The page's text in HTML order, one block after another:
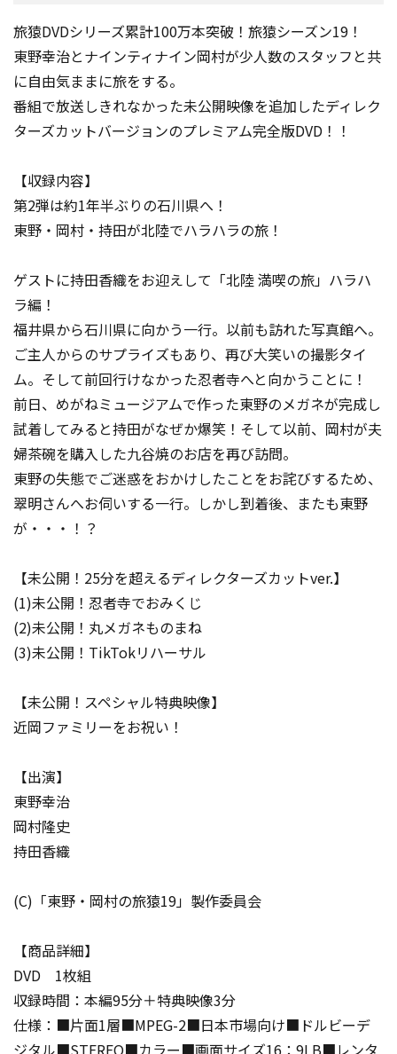
旅猿DVDシリーズ累計100万本突破！旅猿シーズン19！
東野幸治とナインティナイン岡村が少人数のスタッフと共
に自由気ままに旅をする。
番組で放送しきれなかった未公開映像を追加したディレク
ターズカットバージョンのプレミアム完全版DVD！！
【収録内容】
第2弾は約1年半ぶりの石川県へ！
東野・岡村・持田が北陸でハラハラの旅！
ゲストに持田香織をお迎えして「北陸 満喫の旅」ハラハ
ラ編！
福井県から石川県に向かう一行。以前も訪れた写真館へ。
ご主人からのサプライズもあり、再び大笑いの撮影タイ
ム。そして前回行けなかった忍者寺へと向かうことに！
前日、めがねミュージアムで作った東野のメガネが完成し
試着してみると持田がなぜか爆笑！そして以前、岡村が夫
婦茶碗を購入した九谷焼のお店を再び訪問。
東野の失態でご迷惑をおかけしたことをお詫びするため、
翠明さんへお伺いする一行。しかし到着後、またも東野
が・・・！？
【未公開！25分を超えるディレクターズカットver.】
(1)未公開！忍者寺でおみくじ
(2)未公開！丸メガネものまね
(3)未公開！TikTokリハーサル
【未公開！スペシャル特典映像】
近岡ファミリーをお祝い！
【出演】
東野幸治
岡村隆史
持田香織
(C)「東野・岡村の旅猿19」製作委員会
【商品詳細】
DVD 1枚組
収録時間：本編95分＋特典映像3分
仕様：■片面1層■MPEG-2■日本市場向け■ドルビーデ
ジタル■STEREO■カラー■画面サイズ16：9LB■レンタ